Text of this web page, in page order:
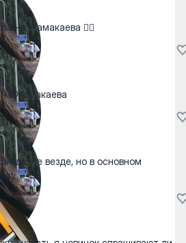
на Жамакаева 👍🏻
Жамакаева
да, не везде, но в основном